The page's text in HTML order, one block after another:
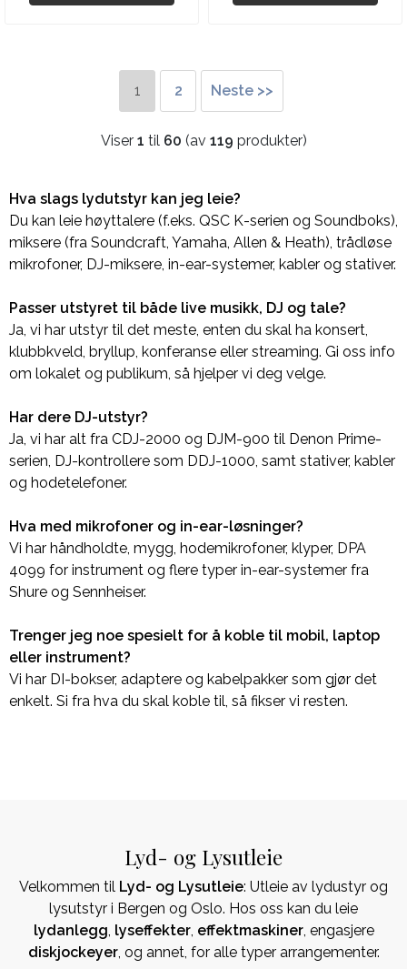
1 2 Neste >>
Viser 1 til 60 (av 119 produkter)
Hva slags lydutstyr kan jeg leie?
Du kan leie høyttalere (f.eks. QSC K-serien og Soundboks),
miksere (fra Soundcraft, Yamaha, Allen & Heath), trådløse
mikrofoner, DJ-miksere, in-ear-systemer, kabler og stativer.
Passer utstyret til både live musikk, DJ og tale?
Ja, vi har utstyr til det meste, enten du skal ha konsert,
klubbkveld, bryllup, konferanse eller streaming. Gi oss info
om lokalet og publikum, så hjelper vi deg velge.
Har dere DJ-utstyr?
Ja, vi har alt fra CDJ-2000 og DJM-900 til Denon Prime-
serien, DJ-kontrollere som DDJ-1000, samt stativer, kabler
og hodetelefoner.
Hva med mikrofoner og in-ear-løsninger?
Vi har håndholdte, mygg, hodemikrofoner, klyper, DPA
4099 for instrument og flere typer in-ear-systemer fra
Shure og Sennheiser.
Trenger jeg noe spesielt for å koble til mobil, laptop
eller instrument?
Vi har DI-bokser, adaptere og kabelpakker som gjør det
enkelt. Si fra hva du skal koble til, så fikser vi resten.
Lyd- og Lysutleie
Velkommen til Lyd- og Lysutleie: Utleie av lydustyr og
lysutstyr i Bergen og Oslo. Hos oss kan du leie
lydanlegg, lyseffekter, effektmaskiner, engasjere
diskjockeyer, og annet, for alle typer arrangementer.